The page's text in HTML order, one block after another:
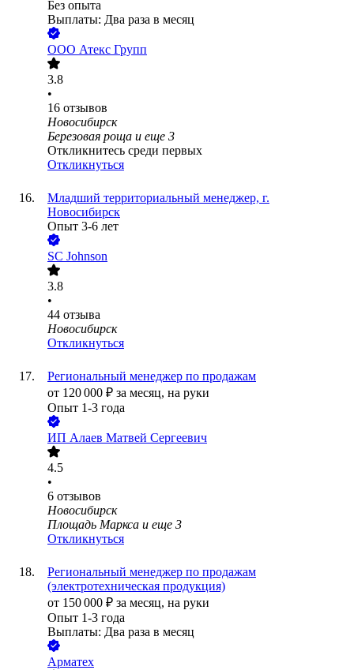
Без опыта
Выплаты: Два раза в месяц
ООО Атекс Групп
3.8
•
16 отзывов
Новосибирск
Березовая роща и еще 3
Откликнитесь среди первых
Откликнуться
Младший территориальный менеджер, г.
Новосибирск
Опыт 3-6 лет
SC Johnson
3.8
•
44 отзыва
Новосибирск
Откликнуться
Региональный менеджер по продажам
от 120 000 ₽ за месяц, на руки
Опыт 1-3 года
ИП Алаев Матвей Сергеевич
4.5
•
6 отзывов
Новосибирск
Площадь Маркса и еще 3
Откликнуться
Региональный менеджер по продажам
(электротехническая продукция)
от 150 000 ₽ за месяц, на руки
Опыт 1-3 года
Выплаты: Два раза в месяц
Арматех